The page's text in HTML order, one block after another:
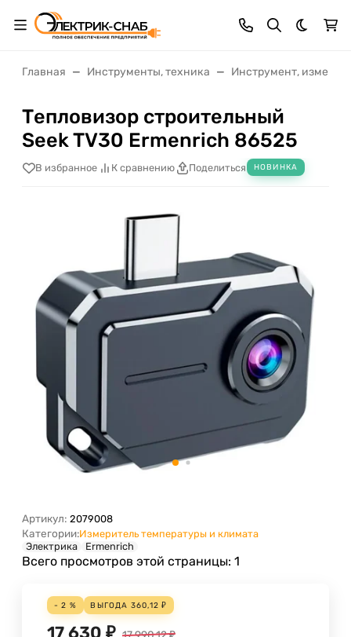
Темная
Главная Инструменты, техника Инструмент,
Тепловизор строительный
Seek TV30 Ermenrich 86525
В избранное К сравнению Поделиться НОВИНКА
Артикул: 2079008
Категории:Измеритель температуры и климата
Электрика
Ermenrich
Всего просмотров этой страницы: 1
- 2 % ВЫГОДА 360,12 ₽
17 630 ₽